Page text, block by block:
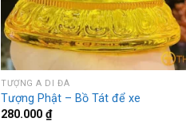
TƯỢNG A DI ĐÀ
Tượng Phật – Bồ Tát để xe
280.000₫